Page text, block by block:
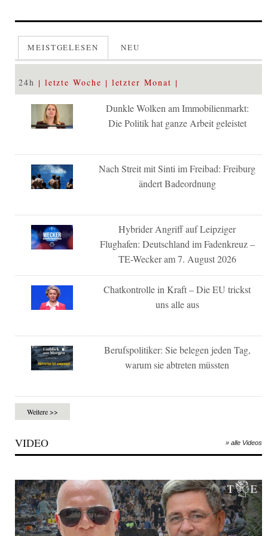
MEISTGELESEN NEU
24h letzte Woche letzter Monat
Dunkle Wolken am Immobilienmarkt:
Die Politik hat ganze Arbeit geleistet
Nach Streit mit Sinti im Freibad: Freiburg
ändert Badeordnung
Hybrider Angriff auf Leipziger
Flughafen: Deutschland im Fadenkreuz –
TE-Wecker am 7. August 2026
Chatkontrolle in Kraft – Die EU trickst
uns alle aus
Berufspolitiker: Sie belegen jeden Tag,
warum sie abtreten müssten
Weitere >>
VIDEO » alle Videos